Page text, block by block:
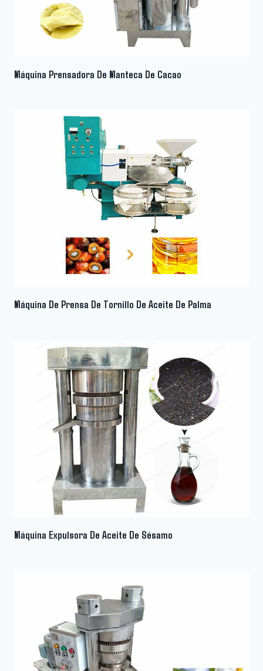
Máquina Prensadora De Manteca De Cacao
Máquina De Prensa De Tornillo De Aceite De Palma
Máquina Expulsora De Aceite De Sésamo